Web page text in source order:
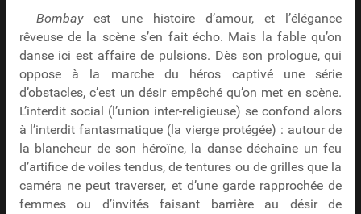
Bombayest une histoire d’amour, et l’élégance
rêveuse de la scène s’en fait écho. Mais la fable qu’on
danse ici est affaire de pulsions. Dès son prologue, qui
oppose à la marche du héros captivé une série
d’obstacles, c’est un désir empêché qu’on met en scène.
L’interdit social (l’union inter-religieuse) se confond alors
à l’interdit fantasmatique (la vierge protégée) : autour de
la blancheur de son héroïne, la danse déchaîne un feu
d’artifice de voiles tendus, de tentures ou de grilles que la
caméra ne peut traverser, et d’une garde rapprochée de
femmes ou d’invités faisant barrière au désir de